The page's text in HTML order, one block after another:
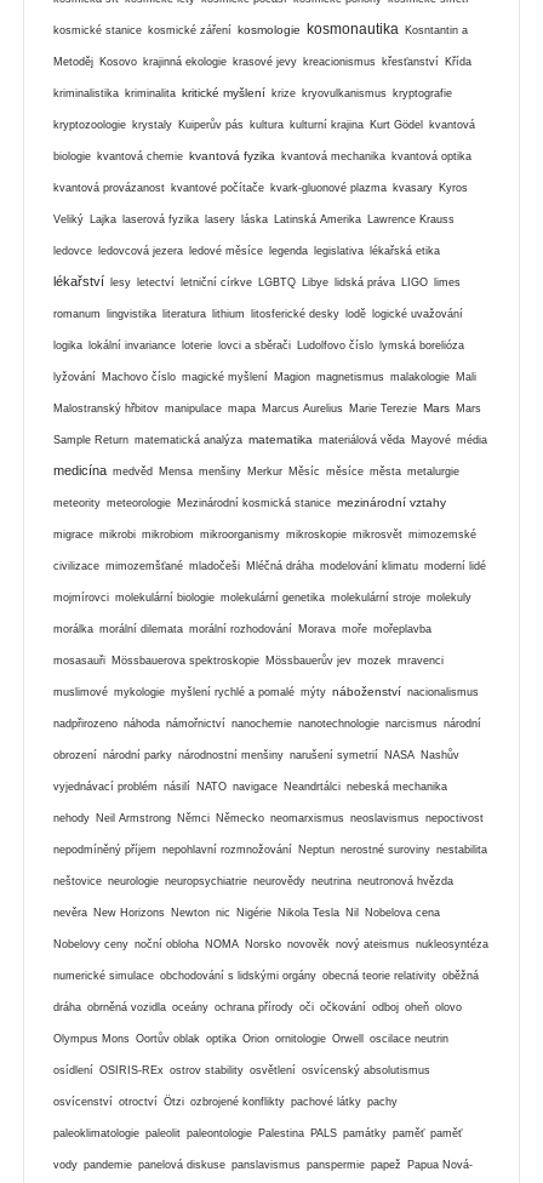
kosmické stanice kosmické záření kosmologie kosmonautika Kosntantin a
Metoděj Kosovo krajinná ekologie krasové jevy kreacionismus křesťanství Křída
kriminalistika kriminalita kritické myšlení krize kryovulkanismus kryptografie
kryptozoologie krystaly Kuiperův pás kultura kulturní krajina Kurt Gödel kvantová
biologie kvantová chemie kvantová fyzika kvantová mechanika kvantová optika
kvantová provázanost kvantové počítače kvark-gluonové plazma kvasary Kyros
Veliký Lajka laserová fyzika lasery láska Latinská Amerika Lawrence Krauss
ledovce ledovcová jezera ledové měsíce legenda legislativa lékařská etika
lékařství lesy letectví letniční církve LGBTQ Libye lidská práva LIGO limes
romanum lingvistika literatura lithium litosferické desky lodě logické uvažování
logika lokální invariance loterie lovci a sběrači Ludolfovo číslo lymská borelióza
lyžování Machovo číslo magické myšlení Magion magnetismus malakologie Mali
Malostranský hřbitov manipulace mapa Marcus Aurelius Marie Terezie Mars Mars
Sample Return matematická analýza matematika materiálová věda Mayové média
medicína medvěd Mensa menšiny Merkur Měsíc měsíce města metalurgie
meteority meteorologie Mezinárodní kosmická stanice mezinárodní vztahy
migrace mikrobi mikrobiom mikroorganismy mikroskopie mikrosvět mimozemské
civilizace mimozemšťané mladočeši Mléčná dráha modelování klimatu moderní lidé
mojmírovci molekulární biologie molekulární genetika molekulární stroje molekuly
morálka morální dilemata morální rozhodování Morava moře mořeplavba
mosasauři Mössbauerova spektroskopie Mössbauerův jev mozek mravenci
muslimové mykologie myšlení rychlé a pomalé mýty náboženství nacionalismus
nadpřirozeno náhoda námořnictví nanochemie nanotechnologie narcismus národní
obrození národní parky národnostní menšiny narušení symetrií NASA Nashův
vyjednávací problém násilí NATO navigace Neandrtálci nebeská mechanika
nehody Neil Armstrong Němci Německo neomarxismus neoslavismus nepoctivost
nepodmíněný příjem nepohlavní rozmnožování Neptun nerostné suroviny nestabilita
neštovice neurologie neuropsychiatrie neurovědy neutrina neutronová hvězda
nevěra New Horizons Newton nic Nigérie Nikola Tesla Nil Nobelova cena
Nobelovy ceny noční obloha NOMA Norsko novověk nový ateismus nukleosyntéza
numerické simulace obchodování s lidskými orgány obecná teorie relativity oběžná
dráha obrněná vozidla oceány ochrana přírody oči očkování odboj oheň olovo
Olympus Mons Oortův oblak optika Orion ornitologie Orwell oscilace neutrin
osídlení OSIRIS-REx ostrov stability osvětlení osvícenský absolutismus
osvícenství otroctví Ötzi ozbrojené konflikty pachové látky pachy
paleoklimatologie paleolit paleontologie Palestina PALS památky paměť paměť
vody pandemie panelová diskuse panslavismus panspermie papež Papua Nová-